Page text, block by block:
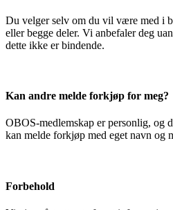
Du velger selv om du vil være med i
eller begge deler. Vi anbefaler deg
dette ikke er bindende.
Kan andre melde forkjøp for meg?
OBOS-medlemskap er personlig, og
kan melde forkjøp med eget navn og
Forbehold